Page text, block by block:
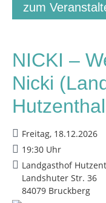
zum
NICKI –
Nicki
Freitag, 18.12.2026
19:30 Uhr
Landgasthof
Landshuter Str. 36
84079 Bruckberg